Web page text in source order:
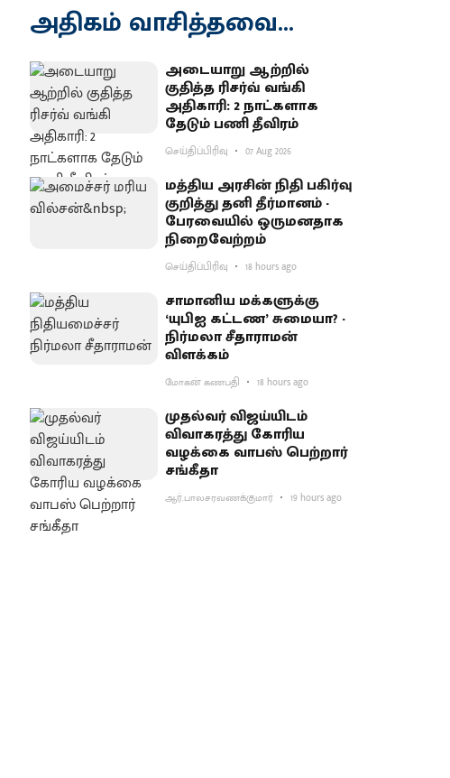
அதிகம் வாசித்தவை...
அடையாறு ஆற்றில்
குதித்த ரிசர்வ் வங்கி
அதிகாரி: 2 நாட்களாக
தேடும் பணி தீவிரம்
செய்திப்பிரிவு 07 Aug 2026
மத்திய அரசின் நிதி பகிர்வு
குறித்து தனி தீர்மானம் -
பேரவையில் ஒருமனதாக
நிறைவேற்றம்
செய்திப்பிரிவு 18 hours ago
சாமானிய மக்களுக்கு
‘யுபிஐ கட்டண’ சுமையா? -
நிர்மலா சீதாராமன்
விளக்கம்
மோகன் கணபதி 18 hours ago
முதல்வர் விஜய்யிடம்
விவாகரத்து கோரிய
வழக்கை வாபஸ் பெற்றார்
சங்கீதா
ஆர்.பாலசரவணக்குமார் 19 hours ago